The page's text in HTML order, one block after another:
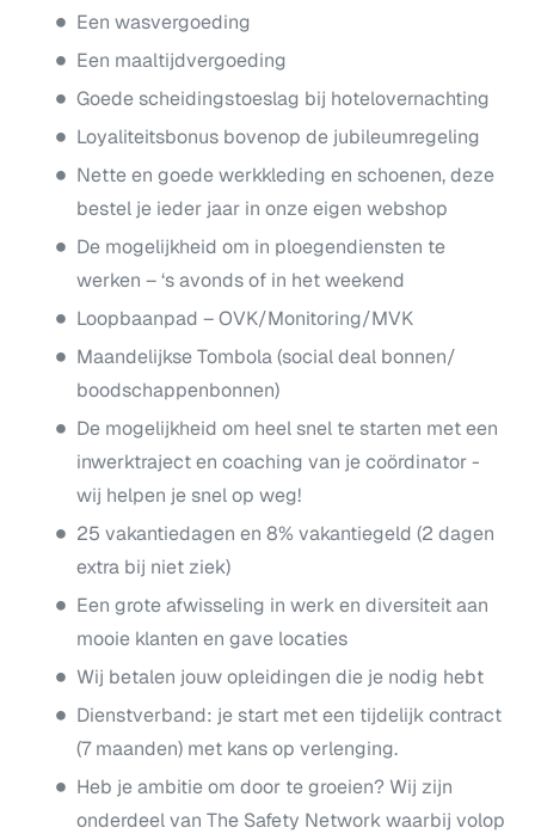
Een wasvergoeding
Een maaltijdvergoeding
Goede scheidingstoeslag bij hotelovernachting
Loyaliteitsbonus bovenop de jubileumregeling
Nette en goede werkkleding en schoenen, deze
bestel je ieder jaar in onze eigen webshop
De mogelijkheid om in ploegendiensten te
werken – ‘s avonds of in het weekend
Loopbaanpad – OVK/Monitoring/MVK
Maandelijkse Tombola (social deal bonnen/
boodschappenbonnen)
De mogelijkheid om heel snel te starten met een
inwerktraject en coaching van je coördinator -
wij helpen je snel op weg!
25 vakantiedagen en 8% vakantiegeld (2 dagen
extra bij niet ziek)
Een grote afwisseling in werk en diversiteit aan
mooie klanten en gave locaties
Wij betalen jouw opleidingen die je nodig hebt
Dienstverband: je start met een tijdelijk contract
(7 maanden) met kans op verlenging.
Heb je ambitie om door te groeien? Wij zijn
onderdeel van The Safety Network waarbij volop